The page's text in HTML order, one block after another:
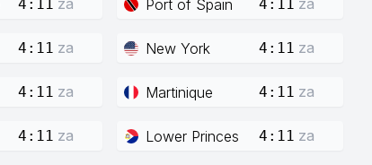
4:11 za Port of Spain 4:11 za
4:11 za New York 4:11 za
4:11 za Martinique 4:11 za
4:11 za Lower Princes 4:11 za